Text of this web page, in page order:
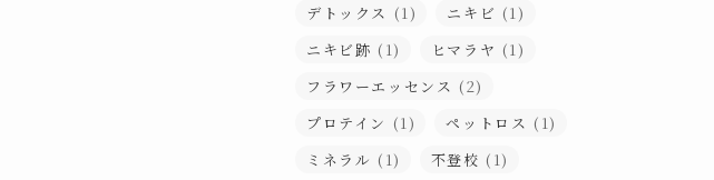
デトックス (1) ニキビ (1)
ニキビ跡 (1) ヒマラヤ (1)
フラワーエッセンス (2)
プロテイン (1) ペットロス (1)
ミネラル (1) 不登校 (1)